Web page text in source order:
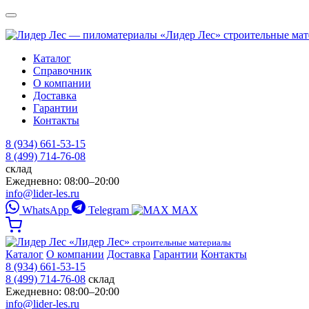
«Лидер Лес» строительные
Каталог
Справочник
О компании
Доставка
Гарантии
Контакты
8 (934) 661-53-15
8 (499) 714-76-08
склад
Ежедневно: 08:00–20:00
info@lider-les.ru
WhatsApp
Telegram MAX
«Лидер Лес» строительные материалы
Каталог О компании Доставка Гарантии Контакты
8 (934) 661-53-15
8 (499) 714-76-08 склад
Ежедневно: 08:00–20:00
info@lider-les.ru